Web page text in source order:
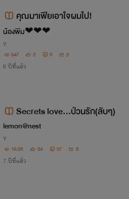
คุณมาเฟียเอาใจผมไป!
น้องพีม❤❤❤
Y
647 2 0 3
6 ปีที่แล้ว
Secrets love…ป่วนรัก(ลับๆ)
lemon@nest
Y
16.0K 84 37 8
7 ปีที่แล้ว